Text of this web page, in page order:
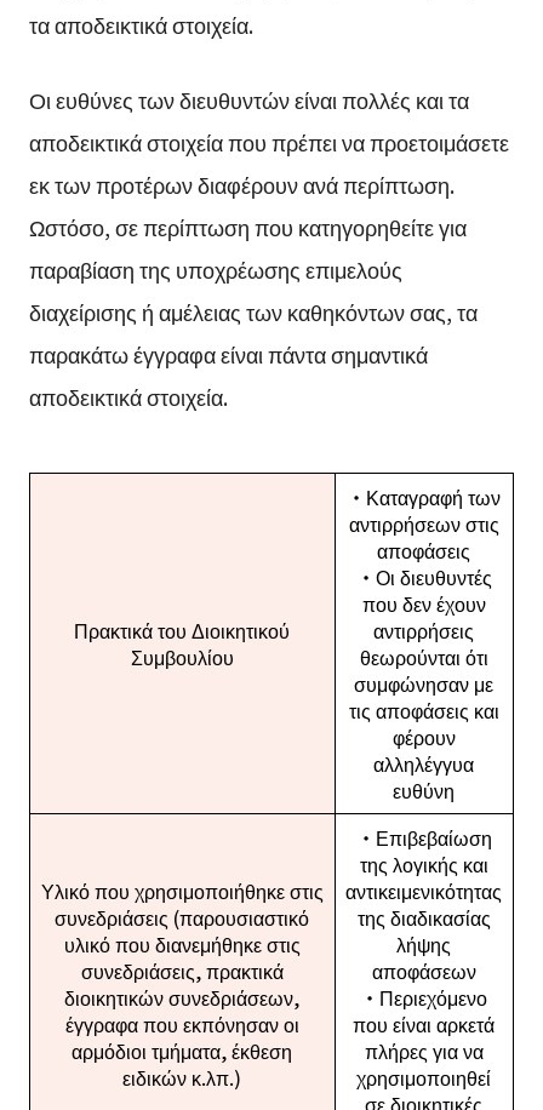
τα αποδεικτικά στοιχεία.
Οι ευθύνες των διευθυντών είναι πολλές και τα
αποδεικτικά στοιχεία που πρέπει να προετοιμάσετε
εκ των προτέρων διαφέρουν ανά περίπτωση.
Ωστόσο, σε περίπτωση που κατηγορηθείτε για
παραβίαση της υποχρέωσης επιμελούς
διαχείρισης ή αμέλειας των καθηκόντων σας, τα
παρακάτω έγγραφα είναι πάντα σημαντικά
αποδεικτικά στοιχεία.
Πρακτικά του Διοικητικού
Συμβουλίου
・Καταγραφή των
αντιρρήσεων στις
αποφάσεις
・Οι διευθυντές
που δεν έχουν
αντιρρήσεις
θεωρούνται ότι
συμφώνησαν με
τις αποφάσεις και
φέρουν
αλληλέγγυα
ευθύνη
Υλικό που χρησιμοποιήθηκε στις
συνεδριάσεις (παρουσιαστικό
υλικό που διανεμήθηκε στις
συνεδριάσεις, πρακτικά
διοικητικών συνεδριάσεων,
έγγραφα που εκπόνησαν οι
αρμόδιοι τμήματα, έκθεση
ειδικών κ.λπ.)
・Επιβεβαίωση
της λογικής και
αντικειμενικότητας
της διαδικασίας
λήψης
αποφάσεων
・Περιεχόμενο
που είναι αρκετά
πλήρες για να
χρησιμοποιηθεί
σε διοικητικές